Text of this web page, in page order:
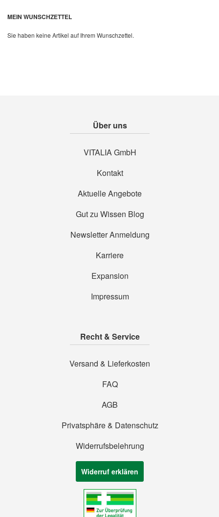
Quickview
MEIN WUNSCHZETTEL
Sie haben keine Artikel auf Ihrem Wunschzettel.
Über uns
VITALIA GmbH
Kontakt
Aktuelle Angebote
Gut zu Wissen Blog
Newsletter Anmeldung
Karriere
Expansion
Impressum
Recht & Service
Versand & Lieferkosten
FAQ
AGB
Privatsphäre & Datenschutz
Widerrufsbelehrung
Widerruf erklären